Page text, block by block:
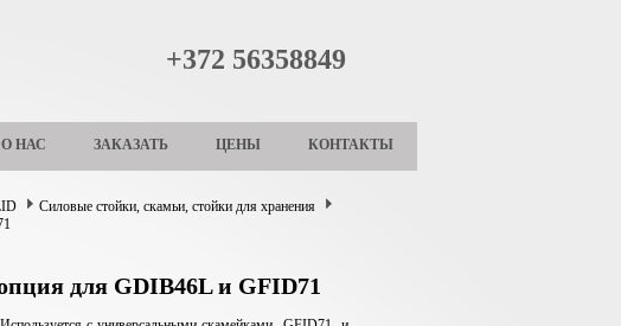
+372 56358849
О НАС ЗАКАЗАТЬ ЦЕНЫ КОНТАКТЫ
Силовые стойки, скамьи, стойки для хранения
для GDIB46L и GFID71